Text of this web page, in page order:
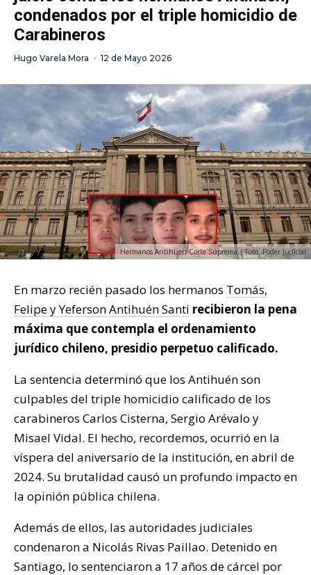
condenados por el triple homicidio de
Carabineros
Hugo Varela Mora · 12 de Mayo 2026
Hermanos Antihuen Corte Suprema | Foto: Poder Judicial
En marzo recién pasado los hermanos Tomás,
Felipe y Yeferson Antihuén Santi recibieron la pena
máxima que contempla el ordenamiento
jurídico chileno, presidio perpetuo calificado.
La sentencia determinó que los Antihuén son
culpables del triple homicidio calificado de los
carabineros Carlos Cisterna, Sergio Arévalo y
Misael Vidal. El hecho, recordemos, ocurrió en la
víspera del aniversario de la institución, en abril de
2024. Su brutalidad causó un profundo impacto en
la opinión pública chilena.
Además de ellos, las autoridades judiciales
condenaron a Nicolás Rivas Paillao. Detenido en
Santiago, lo sentenciaron a 17 años de cárcel por